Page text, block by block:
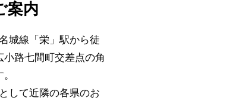
案内
城線「栄」駅から徒
路七間町交差点の角
して近隣の各県のお